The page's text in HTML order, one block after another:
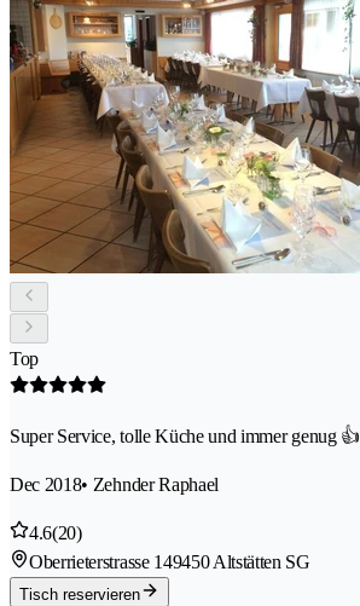
Top
Super Service, tolle Küche und immer genug 👍
Dec 2018• Zehnder Raphael
4.6(20)
Oberrieterstrasse 149450 Altstätten SG
Tisch reservieren